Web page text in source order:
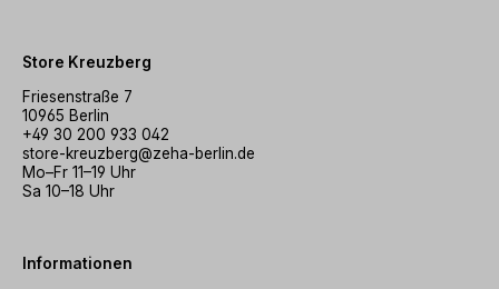
Store Kreuzberg
Friesenstraße 7
10965 Berlin
+49 30 200 933 042
store-kreuzberg@zeha-berlin.de
Mo–Fr 11–19 Uhr
Sa 10–18 Uhr
Informationen